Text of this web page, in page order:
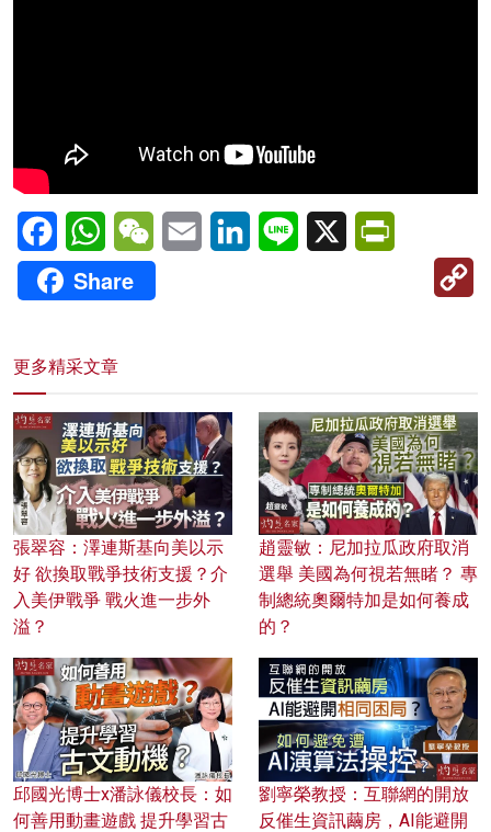
FacebookWhatsAppWeChatEmail LinkedInLine X
Share
更多精采文章
張翠容：澤連斯基向美以示
好 欲換取戰爭技術支援？介
入美伊戰爭 戰火進一步外
溢？
趙靈敏：尼加拉瓜政府取消
選舉 美國為何視若無睹？ 專
制總統奧爾特加是如何養成
的？
邱國光博士x潘詠儀校長：如
何善用動畫遊戲 提升學習古
劉寧榮教授：互聯網的開放
反催生資訊繭房，AI能避開